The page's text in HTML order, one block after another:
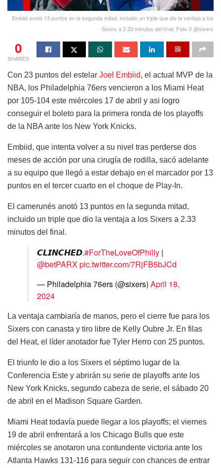
Embiid anotó 13 puntos en la segunda mitad, incluido un triple que dio la ventaja a los
Sixers a 2.33 minutos del final. Foto X @sixers
0
SHARES
Con 23 puntos del estelar Joel Embiid, el actual MVP de la
NBA, los Philadelphia 76ers​ vencieron a los Miami Heat
por 105-104 este miércoles 17 de abril y asi logro
conseguir el boleto para la primera ronda de los playoffs
de la NBA ante los New York Knicks.
Embiid, que intenta volver a su nivel tras perderse dos
meses de acción por una cirugía de rodilla, sacó adelante
a su equipo que llegó a estar debajo en el marcador por 13
puntos en el tercer cuarto en el choque de Play-In.
El camerunés anotó 13 puntos en la segunda mitad,
incluido un triple que dio la ventaja a los Sixers a 2.33
minutos del final.
𝘾𝙇𝙄𝙉𝘾𝙃𝙀𝘿.#ForTheLoveOfPhilly |
@betPARXpic.twitter.com/7RjFB5bJCd
— Philadelphia 76ers (@sixers) April 18,
2024
La ventaja cambiaría de manos, pero el cierre fue para los
Sixers con canasta y tiro libre de Kelly Oubre Jr. En filas
del Heat, el líder anotador fue Tyler Herro con 25 puntos.
El triunfo le dio a los Sixers el séptimo lugar de la
Conferencia Este y abrirán su serie de playoffs ante los
New York Knicks, segundo cabeza de serie, el sábado 20
de abril en el Madison Square Garden.
Miami Heat todavía puede llegar a los playoffs; el viernes
19 de abril enfrentará a los Chicago Bulls que este
miércoles se anotaron una contundente victoria ante los
Atlanta Hawks 131-116 para seguir con chances de entrar